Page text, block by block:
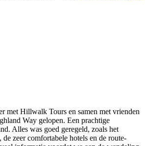
met Hillwalk Tours en samen met vrienden
Way gelopen. Een prachtige
Alles was goed geregeld, zoals het
de zeer comfortabele hotels en de route-